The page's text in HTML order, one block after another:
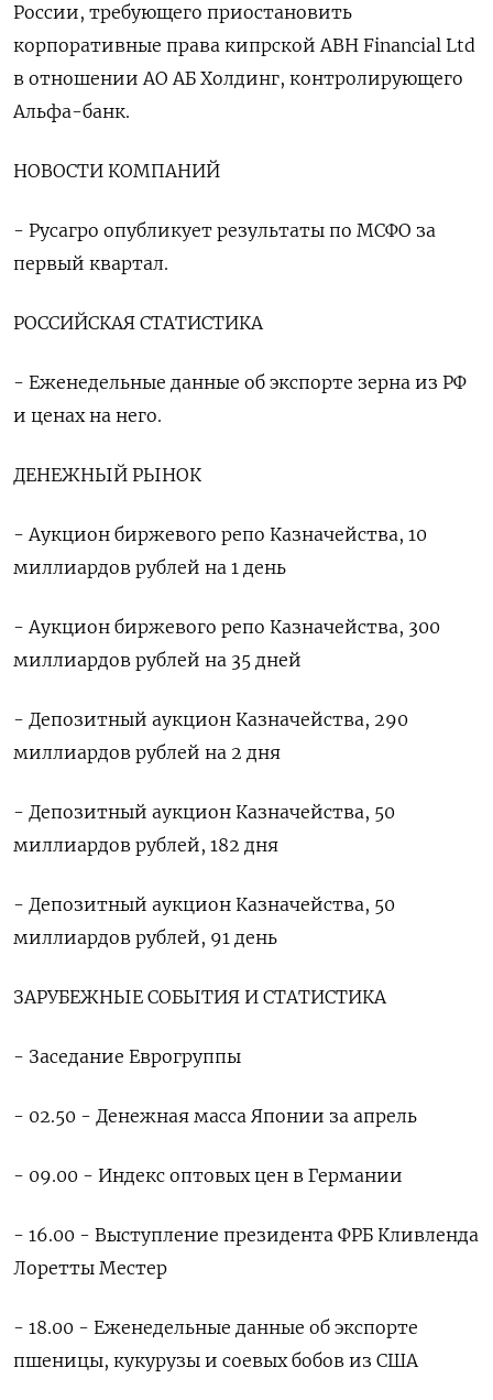
России, требующего приостановить
корпоративные права кипрской ABH Financial Ltd
в отношении АО АБ Холдинг, контролирующего
Альфа-банк.
НОВОСТИ КОМПАНИЙ
- Русагро опубликует результаты по МСФО за
первый квартал.
РОССИЙСКАЯ СТАТИСТИКА
- Еженедельные данные об экспорте зерна из РФ
и ценах на него.
ДЕНЕЖНЫЙ РЫНОК
- Аукцион биржевого репо Казначейства, 10
миллиардов рублей на 1 день
- Аукцион биржевого репо Казначейства, 300
миллиардов рублей на 35 дней
- Депозитный аукцион Казначейства, 290
миллиардов рублей на 2 дня
- Депозитный аукцион Казначейства, 50
миллиардов рублей, 182 дня
- Депозитный аукцион Казначейства, 50
миллиардов рублей, 91 день
ЗАРУБЕЖНЫЕ СОБЫТИЯ И СТАТИСТИКА
- Заседание Еврогруппы
- 02.50 - Денежная масса Японии за апрель
- 09.00 - Индекс оптовых цен в Германии
- 16.00 - Выступление президента ФРБ Кливленда
Лоретты Местер
- 18.00 - Еженедельные данные об экспорте
пшеницы, кукурузы и соевых бобов из США